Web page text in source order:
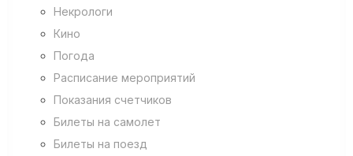
Некрологи
Кино
Погода
Расписание мероприятий
Показания счетчиков
Билеты на самолет
Билеты на поезд